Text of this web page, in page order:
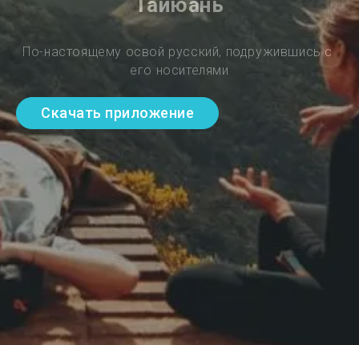
По-настоящему освой русский, подружившись с
его носителями
Скачать приложение